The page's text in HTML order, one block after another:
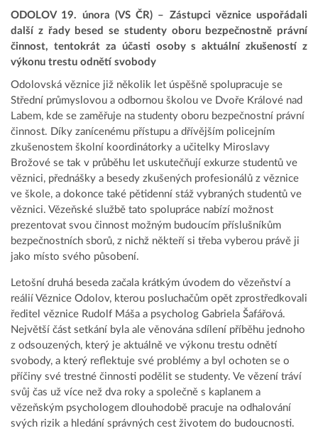
ODOLOV 19. února (VS ČR) – Zástupci věznice uspořádali
další z řady besed se studenty oboru bezpečnostně právní
činnost, tentokrát za účasti osoby s aktuální zkušeností z
výkonu trestu odnětí svobody
Odolovská věznice již několik let úspěšně spolupracuje se
Střední průmyslovou a odbornou školou ve Dvoře Králové nad
Labem, kde se zaměřuje na studenty oboru bezpečnostní právní
činnost. Díky zanícenému přístupu a dřívějším policejním
zkušenostem školní koordinátorky a učitelky Miroslavy
Brožové se tak v průběhu let uskutečňují exkurze studentů ve
věznici, přednášky a besedy zkušených profesionálů z věznice
ve škole, a dokonce také pětidenní stáž vybraných studentů ve
věznici. Vězeňské službě tato spolupráce nabízí možnost
prezentovat svou činnost možným budoucím příslušníkům
bezpečnostních sborů, z nichž někteří si třeba vyberou právě ji
jako místo svého působení.
Letošní druhá beseda začala krátkým úvodem do vězeňství a
reálií Věznice Odolov, kterou posluchačům opět zprostředkovali
ředitel věznice Rudolf Máša a psycholog Gabriela Šafářová.
Největší část setkání byla ale věnována sdílení příběhu jednoho
z odsouzených, který je aktuálně ve výkonu trestu odnětí
svobody, a který reflektuje své problémy a byl ochoten se o
příčiny své trestné činnosti podělit se studenty. Ve vězení tráví
svůj čas už více než dva roky a společně s kaplanem a
vězeňským psychologem dlouhodobě pracuje na odhalování
svých rizik a hledání správných cest životem do budoucnosti.